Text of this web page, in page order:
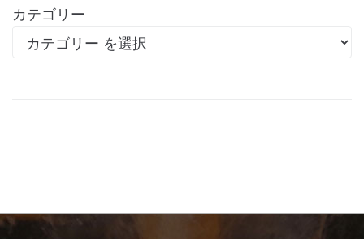
カテゴリー